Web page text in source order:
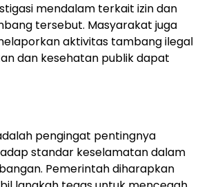
mendalam terkait izin dan
tersebut. Masyarakat juga
aktivitas tambang ilegal
dan kesehatan publik dapat
pengingat pentingnya
standar keselamatan dalam
Pemerintah diharapkan